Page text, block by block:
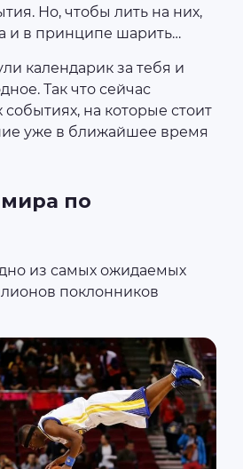
Но, чтобы лить на них,
и в принципе шарить…
календарик за тебя и
Так что сейчас
событиях, на которые стоит
уже в ближайшее время
по
из самых ожидаемых
поклонников